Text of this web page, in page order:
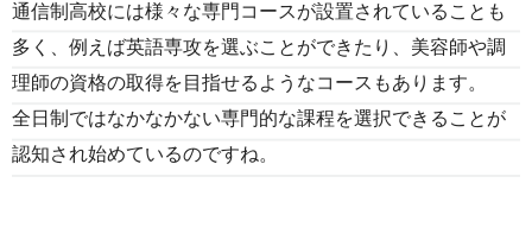
通信制高校には様々な専門コースが設置されていることも
多く、例えば英語専攻を選ぶことができたり、美容師や調
理師の資格の取得を目指せるようなコースもあります。
全日制ではなかなかない専門的な課程を選択できることが
認知され始めているのですね。